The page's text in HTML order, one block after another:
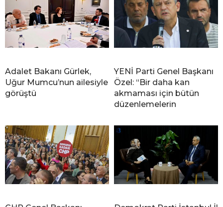
Adalet Bakanı Gürlek,
Uğur Mumcu’nun ailesiyle
görüştü
YENİ Parti Genel Başkanı
Özel: “Bir daha kan
akmaması için bütün
düzenlemelerin